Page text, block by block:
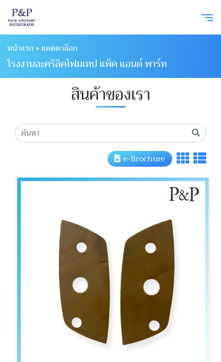
หน้าแรก»แคตตาล็อก
โรงงานอะคริลิคโฟมเทป แพ็ค แอนด์ พาร์ท
สินค้าของเรา
e-Brochure